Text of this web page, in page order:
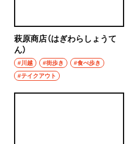
萩原商店（はぎわらしょうて
ん）
#川越 #街歩き
#食べ歩き
#テイクアウト